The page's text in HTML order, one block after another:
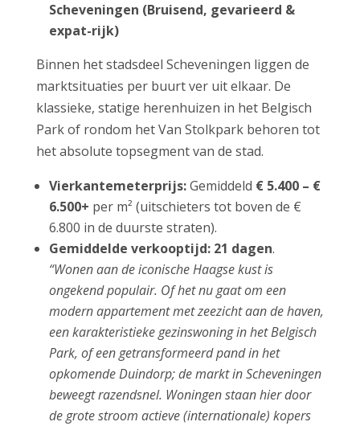
Scheveningen (Bruisend, gevarieerd &
expat-rijk)
Binnen het stadsdeel Scheveningen liggen de
marktsituaties per buurt ver uit elkaar. De
klassieke, statige herenhuizen in het Belgisch
Park of rondom het Van Stolkpark behoren tot
het absolute topsegment van de stad.
Vierkantemeterprijs:Gemiddeld € 5.400 – €
6.500+ per m² (uitschieters tot boven de €
6.800 in de duurste straten).
Gemiddelde verkooptijd: 21 dagen.
“Wonen aan de iconische Haagse kust is
ongekend populair. Of het nu gaat om een
modern appartement met zeezicht aan de haven,
een karakteristieke gezinswoning in het Belgisch
Park, of een getransformeerd pand in het
opkomende Duindorp; de markt in Scheveningen
beweegt razendsnel. Woningen staan hier door
de grote stroom actieve (internationale) kopers